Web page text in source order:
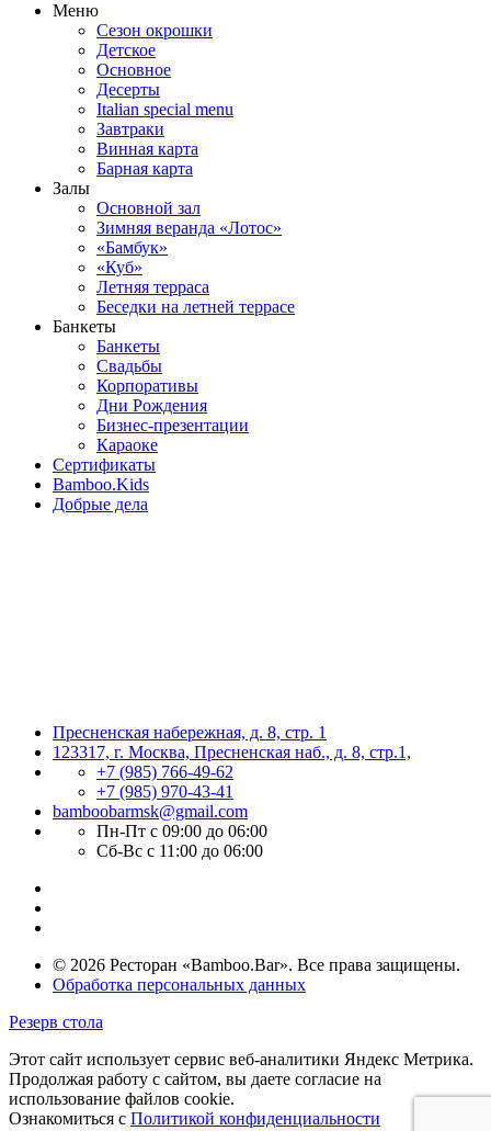
Меню
Сезон окрошки
Детское
Основное
Десерты
Italian special menu
Завтраки
Винная карта
Барная карта
Залы
Основной зал
Зимняя веранда «Лотос»
«Бамбук»
«Куб»
Летняя терраса
Беседки на летней террасе
Банкеты
Банкеты
Свадьбы
Корпоративы
Дни Рождения
Бизнес-презентации
Караоке
Сертификаты
Bamboo.Kids
Добрые дела
Пресненская набережная, д. 8, стр. 1
123317, г. Москва, Пресненская наб., д. 8, стр.1,
+7 (985) 766-49-62
+7 (985) 970-43-41
bamboobarmsk@gmail.com
Пн-Пт с 09:00 до 06:00
Сб-Вс с 11:00 до 06:00
© 2026 Ресторан «Bamboo.Bar». Все права защищены.
Обработка персональных данных
Резерв стола
Этот сайт использует сервис веб-аналитики Яндекс Метрика.
Продолжая работу с сайтом, вы даете согласие на
использование файлов cookie.
Ознакомиться с Политикой конфиденциальности